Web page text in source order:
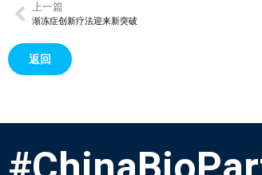
上一篇
渐冻症创新疗法迎来新突破
返回